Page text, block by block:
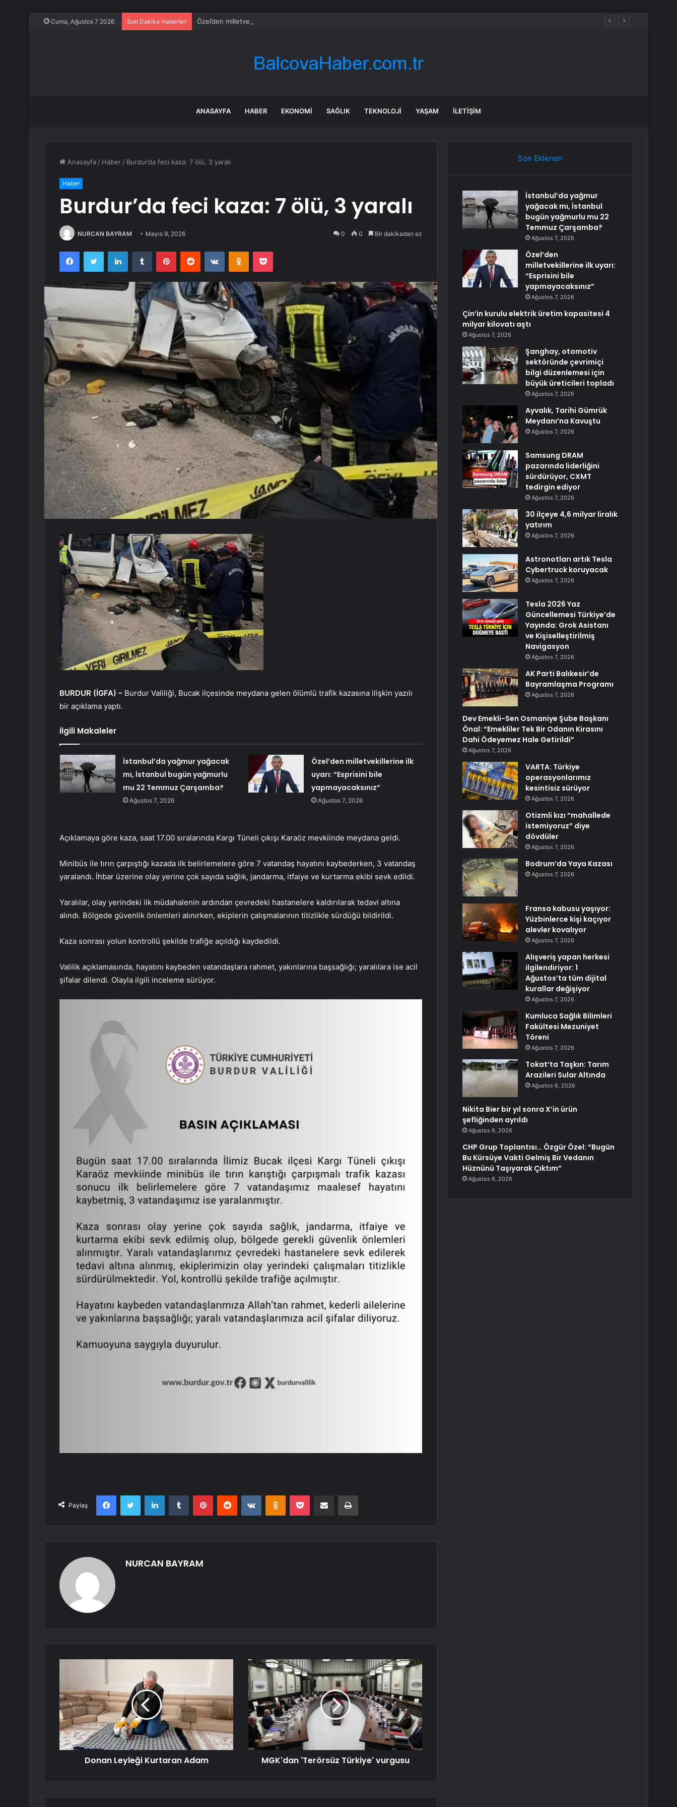
Cuma, Ağustos 7 2026 Son Dakika Haberleri Özel’den milletvekillerine ilk uyarı: “Esprisini bile yapmayacaksınız”
ANASAYFA HABER EKONOMI SAĞLIK TEKNOLOJI YAŞAM İLETIŞIM
Anasayfa / Haber / Burdur’da feci kaza: 7 ölü, 3 yaralı
Haber
Burdur’da feci kaza: 7 ölü, 3 yaralı
NURCAN BAYRAM Mayıs 9, 2026 0 0 Bir dakikadan az
FacebookTwitter LinkedInTumblr PinterestReddit VKontakteOdnoklassniki
Pocket
BURDUR (İGFA) – Burdur Valiliği, Bucak ilçesinde meydana gelen ölümlü trafik kazasına ilişkin yazılı
bir açıklama yaptı.
İlgili Makaleler
İstanbul’da yağmur yağacak
mı, İstanbul bugün yağmurlu
mu 22 Temmuz Çarşamba?
Ağustos 7, 2026
Özel’den milletvekillerine ilk
uyarı: “Esprisini bile
yapmayacaksınız”
Ağustos 7, 2026
Açıklamaya göre kaza, saat 17.00 sıralarında Kargı Tüneli çıkışı Karaöz mevkiinde meydana geldi.
Minibüs ile tırın çarpıştığı kazada ilk belirlemelere göre 7 vatandaş hayatını kaybederken, 3 vatandaş
yaralandı. İhbar üzerine olay yerine çok sayıda sağlık, jandarma, itfaiye ve kurtarma ekibi sevk edildi.
Yaralılar, olay yerindeki ilk müdahalenin ardından çevredeki hastanelere kaldırılarak tedavi altına
alındı. Bölgede güvenlik önlemleri alınırken, ekiplerin çalışmalarının titizlikle sürdüğü bildirildi.
Kaza sonrası yolun kontrollü şekilde trafiğe açıldığı kaydedildi.
Valilik açıklamasında, hayatını kaybeden vatandaşlara rahmet, yakınlarına başsağlığı; yaralılara ise acil
şifalar dilendi. Olayla ilgili inceleme sürüyor.
Paylaş
FacebookTwitter LinkedInTumblr PinterestReddit VKontakteOdnoklassniki
Pocket E-Posta ile paylaş Yazdır
NURCAN BAYRAM
Donan Leyleği Kurtaran Adam MGK'dan 'Terörsüz Türkiye' vurgusu
Son Eklenen
İstanbul’da yağmur
yağacak mı, İstanbul
bugün yağmurlu mu 22
Temmuz Çarşamba?
Ağustos 7, 2026
Özel’den
milletvekillerine ilk uyarı:
“Esprisini bile
yapmayacaksınız”
Ağustos 7, 2026
Çin’in kurulu elektrik üretim kapasitesi 4
milyar kilovatı aştı
Ağustos 7, 2026
Şanghay, otomotiv
sektöründe çevrimiçi
bilgi düzenlemesi için
büyük üreticileri topladı
Ağustos 7, 2026
Ayvalık, Tarihi Gümrük
Meydanı’na Kavuştu
Ağustos 7, 2026
Samsung DRAM
pazarında liderliğini
sürdürüyor, CXMT
tedirgin ediyor
Ağustos 7, 2026
30 ilçeye 4,6 milyar liralık
yatırım
Ağustos 7, 2026
Astronotları artık Tesla
Cybertruck koruyacak
Ağustos 7, 2026
Tesla 2026 Yaz
Güncellemesi Türkiye’de
Yayında: Grok Asistanı
ve Kişiselleştirilmiş
Navigasyon
Ağustos 7, 2026
AK Parti Balıkesir’de
Bayramlaşma Programı
Ağustos 7, 2026
Dev Emekli-Sen Osmaniye Şube Başkanı
Önal: “Emekliler Tek Bir Odanın Kirasını
Dahi Ödeyemez Hale Getirildi”
Ağustos 7, 2026
VARTA: Türkiye
operasyonlarımız
kesintisiz sürüyor
Ağustos 7, 2026
Otizmli kızı “mahallede
istemiyoruz” diye
dövdüler
Ağustos 7, 2026
Bodrum’da Yaya Kazası
Ağustos 7, 2026
Fransa kabusu yaşıyor:
Yüzbinlerce kişi kaçıyor
alevler kovalıyor
Ağustos 7, 2026
Alışveriş yapan herkesi
ilgilendiriyor: 1
Ağustos’ta tüm dijital
kurallar değişiyor
Ağustos 7, 2026
Kumluca Sağlık Bilimleri
Fakültesi Mezuniyet
Töreni
Ağustos 7, 2026
Tokat’ta Taşkın: Tarım
Arazileri Sular Altında
Ağustos 6, 2026
Nikita Bier bir yıl sonra X’in ürün
şefliğinden ayrıldı
Ağustos 6, 2026
CHP Grup Toplantısı… Özgür Özel: “Bugün
Bu Kürsüye Vakti Gelmiş Bir Vedanın
Hüznünü Taşıyarak Çıktım”
Ağustos 6, 2026